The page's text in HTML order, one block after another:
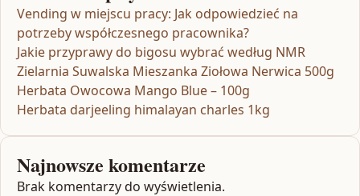
Vending w miejscu pracy: Jak odpowiedzieć na
potrzeby współczesnego pracownika?
Jakie przyprawy do bigosu wybrać według NMR
Zielarnia Suwalska Mieszanka Ziołowa Nerwica 500g
Herbata Owocowa Mango Blue – 100g
Herbata darjeeling himalayan charles 1kg
Najnowsze komentarze
Brak komentarzy do wyświetlenia.